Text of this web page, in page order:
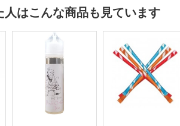
人はこんな商品も見ています